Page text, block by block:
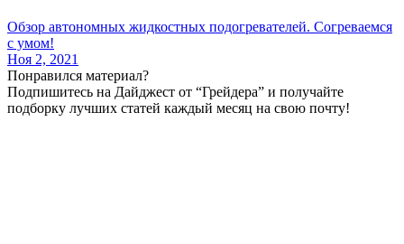
Обзор автономных жидкостных подогревателей. Согреваемся
с умом!
Ноя 2, 2021
Понравился материал?
Подпишитесь на Дайджест от “Грейдера” и получайте
подборку лучших статей каждый месяц на свою почту!